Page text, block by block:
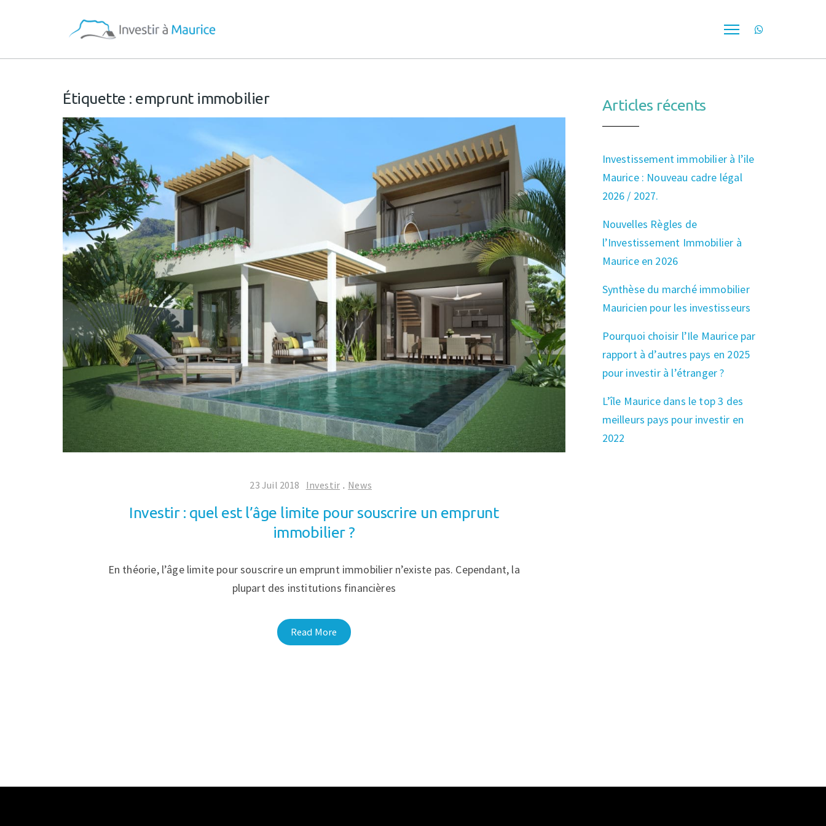
Étiquette : emprunt immobilier
23 Juil 2018 Investir . News
Investir : quel est l’âge limite pour souscrire un emprunt
immobilier ?
En théorie, l’âge limite pour souscrire un emprunt immobilier n’existe pas. Cependant, la
plupart des institutions financières
Read More
Articles récents
Investissement immobilier à l’ile
Maurice : Nouveau cadre légal
2026 / 2027.
Nouvelles Règles de
l’Investissement Immobilier à
Maurice en 2026
Synthèse du marché immobilier
Mauricien pour les investisseurs
Pourquoi choisir l’Ile Maurice par
rapport à d’autres pays en 2025
pour investir à l’étranger ?
L’île Maurice dans le top 3 des
meilleurs pays pour investir en
2022